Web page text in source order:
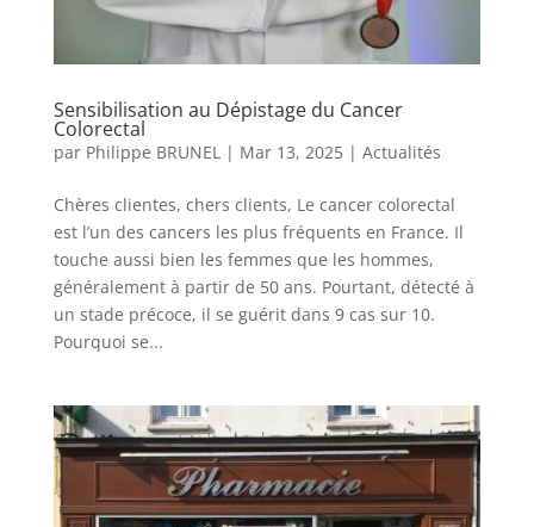
Sensibilisation au Dépistage du Cancer
Colorectal
par Philippe BRUNEL| Mar 13, 2025| Actualités
Chères clientes, chers clients, Le cancer colorectal
est l’un des cancers les plus fréquents en France. Il
touche aussi bien les femmes que les hommes,
généralement à partir de 50 ans. Pourtant, détecté à
un stade précoce, il se guérit dans 9 cas sur 10.
Pourquoi se...